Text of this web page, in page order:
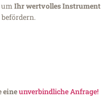
um Ihr wertvolles Instrument
eineunverbindliche Anfrage!